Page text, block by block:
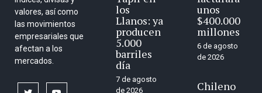
valores, así como
las movimientos
empresariales que
afectan a los
mercados.
los
Llanos: ya
producen
5.000
barriles
día
7 de agosto
de 2026
unos
$400.000
millones
6 de agosto
de 2026
Chileno